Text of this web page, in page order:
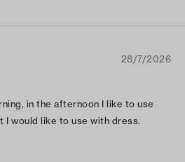
28/7/2026
in the afternoon I like to use
I would like to use with dress.